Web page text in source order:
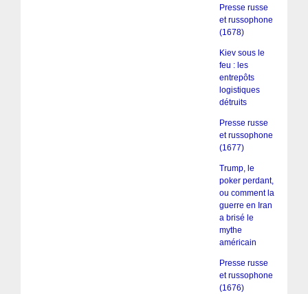
Presse russe
et russophone
(1678)
Kiev sous le
feu : les
entrepôts
logistiques
détruits
Presse russe
et russophone
(1677)
Trump, le
poker perdant,
ou comment la
guerre en Iran
a brisé le
mythe
américain
Presse russe
et russophone
(1676)